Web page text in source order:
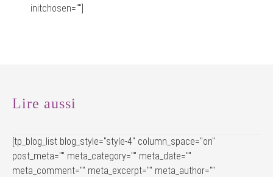
initchosen=""]
Lire aussi
[tp_blog_list blog_style="style-4" column_space="on"
post_meta="" meta_category="" meta_date=""
meta_comment="" meta_excerpt="" meta_author=""